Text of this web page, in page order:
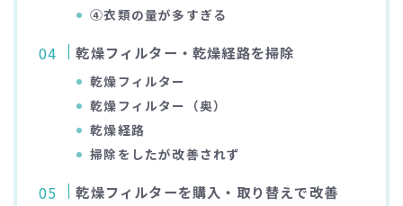
④衣類の量が多すぎる
乾燥フィルター・乾燥経路を掃除
乾燥フィルター
乾燥フィルター（奥）
乾燥経路
掃除をしたが改善されず
乾燥フィルターを購入・取り替えで改善